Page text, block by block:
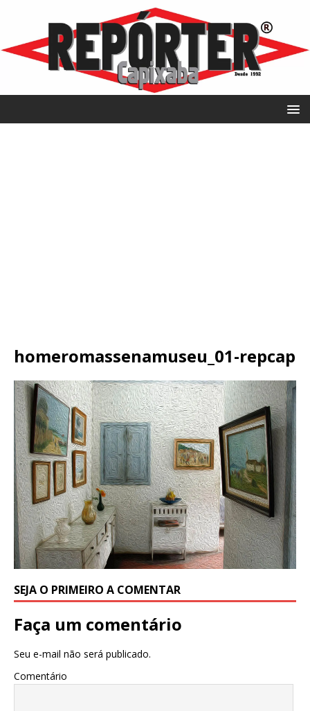
homeromassenamuseu_01-repcap
SEJA O PRIMEIRO A COMENTAR
Faça um comentário
Seu e-mail não será publicado.
Comentário